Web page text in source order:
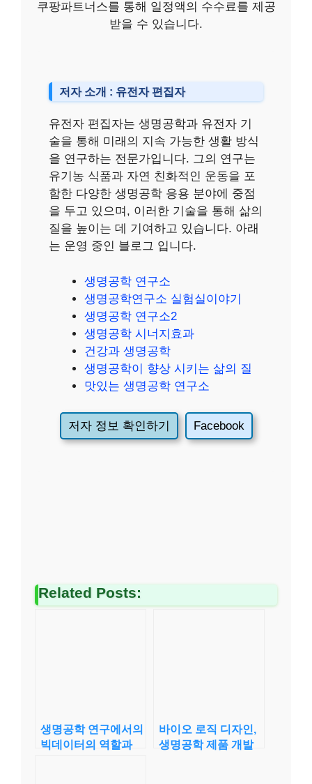
쿠팡파트너스를 통해 일정액의 수수료를 제공
받을 수 있습니다.
저자 소개 : 유전자 편집자
유전자 편집자는 생명공학과 유전자 기
술을 통해 미래의 지속 가능한 생활 방식
을 연구하는 전문가입니다. 그의 연구는
유기농 식품과 자연 친화적인 운동을 포
함한 다양한 생명공학 응용 분야에 중점
을 두고 있으며, 이러한 기술을 통해 삶의
질을 높이는 데 기여하고 있습니다. 아래
는 운영 중인 블로그 입니다.
생명공학 연구소
생명공학연구소 실험실이야기
생명공학 연구소2
생명공학 시너지효과
건강과 생명공학
생명공학이 향상 시키는 삶의 질
맛있는 생명공학 연구소
저자 정보 확인하기 Facebook
Related Posts:
생명공학 연구에서의
빅데이터의 역할과
바이오 로직 디자인,
생명공학 제품 개발